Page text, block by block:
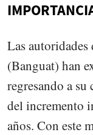
Las autoridades
(Banguat) han
regresando a
del incremento
años. Con este